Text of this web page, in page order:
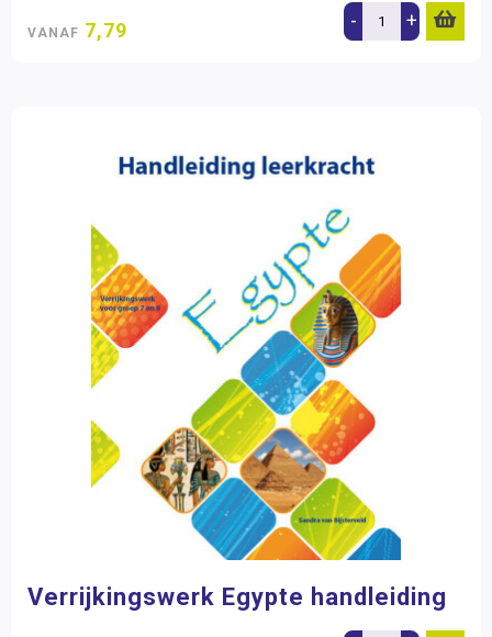
VANAF 7,79 - +
Verrijkingswerk Egypte handleiding